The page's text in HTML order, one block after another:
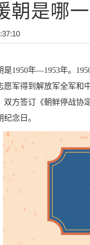
朝是哪
是1950年—1953年。
愿军得到解放军全军和
双方签订《朝鲜停战协
纪念日。